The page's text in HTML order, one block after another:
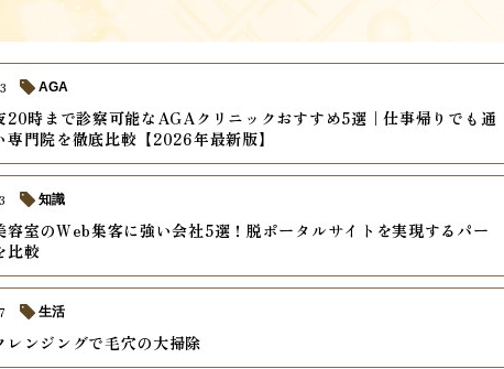
20時まで診察可能なAGAクリニックおすすめ5選｜仕事帰りでも通
専門院を徹底比較【2026年最新版】
AGA
容室のWeb集客に強い会社5選！脱ポータルサイトを実現するパー
比較
知識
レンジングで毛穴の大掃除
生活